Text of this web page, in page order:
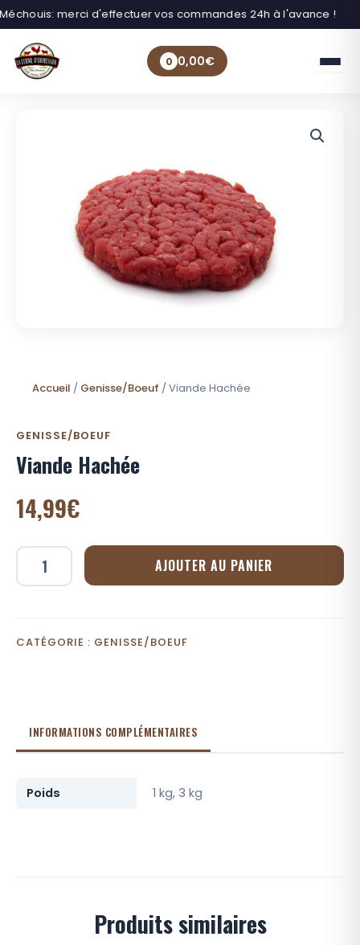
merci d'effectuer vos commandes 24h à l'avance !
0 0,00€
Accueil / Genisse/Boeuf / Viande Hachée
GENISSE/BOEUF
Viande Hachée
14,99€
quantité
de
AJOUTER AU PANIER
CATÉGORIE : GENISSE/BOEUF
INFORMATIONS COMPLÉMENTAIRES
Poids 1 kg, 3 kg
Produits similaires